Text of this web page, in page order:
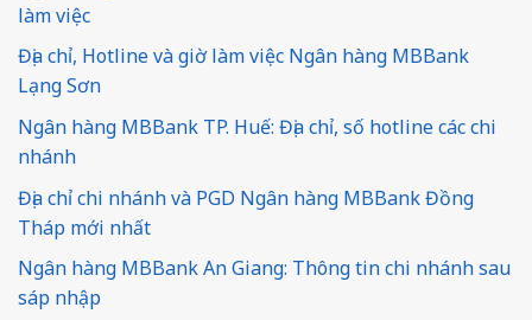
làm việc
Địa chỉ, Hotline và giờ làm việc Ngân hàng MBBank
Lạng Sơn
Ngân hàng MBBank TP. Huế: Địa chỉ, số hotline các chi
nhánh
Địa chỉ chi nhánh và PGD Ngân hàng MBBank Đồng
Tháp mới nhất
Ngân hàng MBBank An Giang: Thông tin chi nhánh sau
sáp nhập